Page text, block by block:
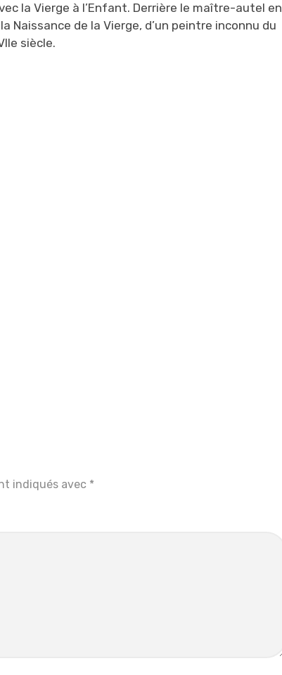
la Vierge à l’Enfant. Derrière le maître-autel en
de la Vierge, d’un peintre inconnu du
siècle.
indiqués avec *